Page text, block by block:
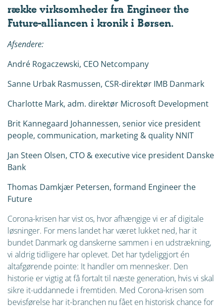
række virksomheder fra Engineer the
Future-alliancen i kronik i Børsen.
Afsendere:
André Rogaczewski, CEO Netcompany
Sanne Urbak Rasmussen, CSR-direktør IMB Danmark
Charlotte Mark, adm. direktør Microsoft Development
Brit Kannegaard Johannessen, senior vice president
people, communication, marketing & quality NNIT
Jan Steen Olsen, CTO & executive vice president Danske
Bank
Thomas Damkjær Petersen, formand Engineer the
Future
Corona-krisen har vist os, hvor afhængige vi er af digitale
løsninger. For mens landet har været lukket ned, har it
bundet Danmark og danskerne sammen i en udstrækning,
vi aldrig tidligere har oplevet. Det har tydeliggjort én
altafgørende pointe: It handler om mennesker. Den
historie er vigtig at få fortalt til næste generation, hvis vi skal
sikre it-uddannede i fremtiden. Med Corona-krisen som
bevisførelse har it-branchen nu fået en historisk chance for